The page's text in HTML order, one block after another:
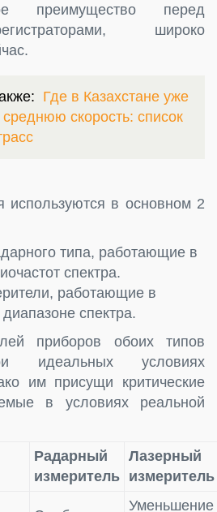
преимущество перед
широко
Где в Казахстане уже
скорость: список
используются в основном 2
типа, работающие в
спектра.
работающие в
спектра.
приборов обоих типов
идеальных условиях
им присущи критические
в условиях реальной
Радарный
измеритель
Лазерный
измеритель
Уменьшение